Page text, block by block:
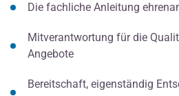
Die fachliche Anleitung
Mitverantwortung für die
Angebote
Bereitschaft, eigenständig